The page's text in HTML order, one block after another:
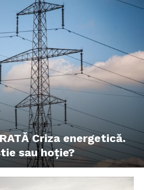
Criza energetică.
sau hoție?